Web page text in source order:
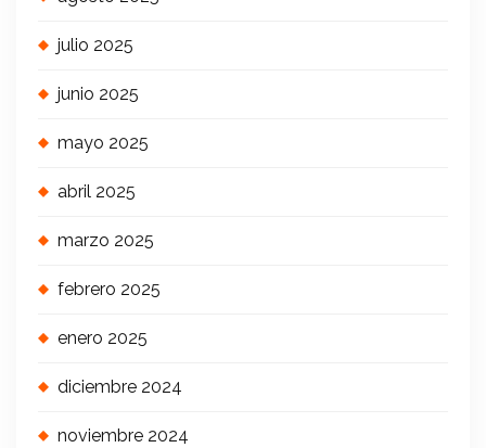
julio 2025
junio 2025
mayo 2025
abril 2025
marzo 2025
febrero 2025
enero 2025
diciembre 2024
noviembre 2024